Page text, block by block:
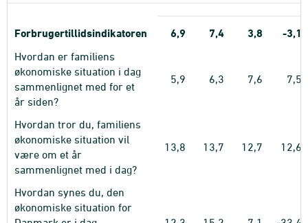
Forbrugertillidsindikatoren 6,9 7,4 3,8 -3,1
Hvordan er familiens
økonomiske situation i dag
sammenlignet med for et
år siden?
5,9 6,3 7,6 7,5
Hvordan tror du, familiens
økonomiske situation vil
være om et år
sammenlignet med i dag?
13,8 13,7 12,7 12,6
Hvordan synes du, den
økonomiske situation for